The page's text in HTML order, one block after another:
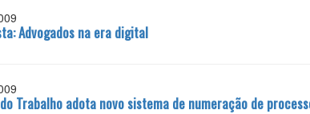
Advogados na era digital
Trabalho adota novo sistema de numeração de